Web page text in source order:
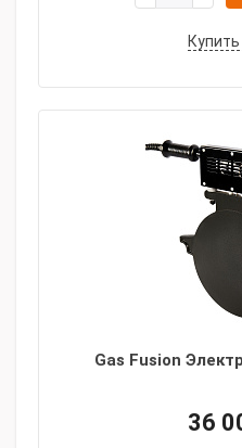
Купить
Gas Fusion
36